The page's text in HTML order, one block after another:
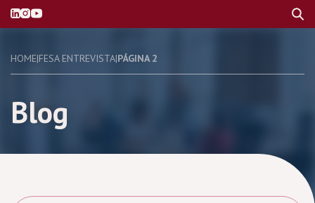
HOME|FESA ENTREVISTA|PÁGINA 2
Blog